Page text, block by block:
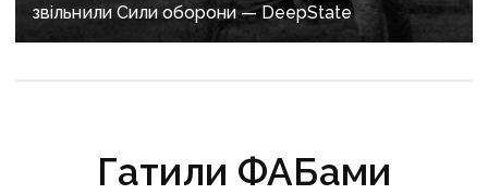
звільнили Сили оборони — DeepState
Гатили ФАБами